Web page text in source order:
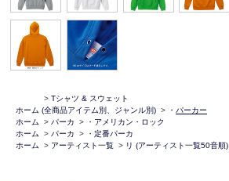
ホーム
> Tシャツ & スウェット
(全商品アイテム別、ジャンル別) > ・ パーカー
ホーム
> パーカ >
・アメリカン・ロック
ホーム
> パーカ >
・定番パーカ
ホーム
> アーティスト一覧 > リ (アーティスト一覧50音順)